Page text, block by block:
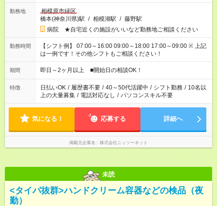
勤務地
相模原市緑区
橋本(神奈川県)駅 / 相模湖駅 / 藤野駅
病院 ★自宅近くの施設がいいなど勤務地ご相談ください
勤務時間
【シフト例】 07:00～16:00 09:00～18:00 17:00～09:00 ※ 上記
は一例です！その他シフトもご相談ください！
期間 即日～2ヶ月以上 ■開始日の相談OK！
特徴 日払いOK / 履歴書不要 / 40～50代活躍中 / シフト勤務 / 10名以
上の大量募集 / 電話対応なし / パソコンスキル不要
気になる！ 応募する 詳細へ
掲載元企業名 株式会社ニッソーネット
未読
<タイパ抜群>ハンドクリーム容器などの検品（夜
勤）